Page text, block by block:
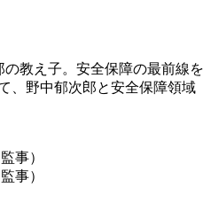
教え子。安全保障の最前線を
、野中郁次郎と安全保障領域
事）
事）